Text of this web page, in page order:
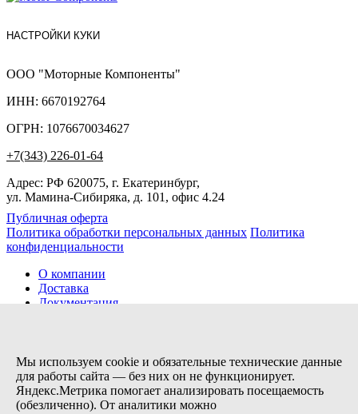
НАСТРОЙКИ КУКИ
ООО "Моторные Компоненты"
ИНН: 6670192764
ОГРН: 1076670034627
+7(343) 226-01-64
Адрес: РФ 620075, г. Екатеринбург,
ул. Мамина-Сибиряка, д. 101, офис 4.24
Публичная оферта
Политика обработки персональных данных Политика
конфиденциальности
О компании
Доставка
Документация
Контакты
Заказов сегодня / Всего
Мы используем cookie и обязательные технические данные
для работы сайта — без них он не функционирует.
Яндекс.Метрика помогает анализировать посещаемость
(обезличенно). От аналитики можно